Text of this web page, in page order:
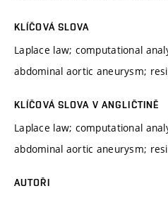
KLÍČOVÁ SLOVA
Laplace law; computational
abdominal aortic aneurysm;
KLÍČOVÁ SLOVA V ANGLIČTINĚ
Laplace law; computational
abdominal aortic aneurysm;
AUTOŘI